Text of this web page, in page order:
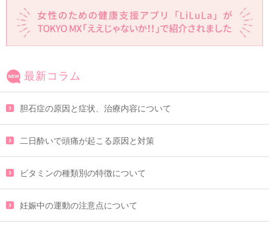
最新コラム
胆石症の原因と症状、治療内容について
二日酔いで頭痛が起こる原因と対策
ビタミンの種類別の特徴について
妊娠中の運動の注意点について